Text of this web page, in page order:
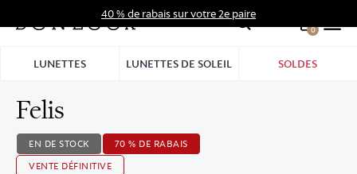
au
40 % de rabais sur votre 2e paire
0
LUNETTES LUNETTES DE SOLEIL SOLDES
Felis
EN DE STOCK
70 % DE RABAIS
VENTE DÉFINITIVE